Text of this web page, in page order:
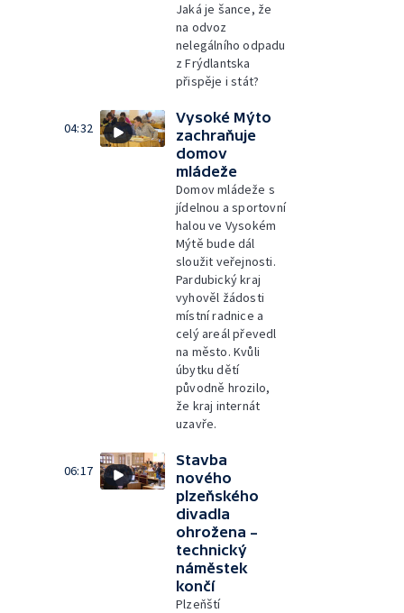
Jaká je šance, že
na odvoz
nelegálního odpadu
z Frýdlantska
přispěje i stát?
04:32
Vysoké Mýto
zachraňuje
domov
mládeže
Domov mládeže s
jídelnou a sportovní
halou ve Vysokém
Mýtě bude dál
sloužit veřejnosti.
Pardubický kraj
vyhověl žádosti
místní radnice a
celý areál převedl
na město. Kvůli
úbytku dětí
původně hrozilo,
že kraj internát
uzavře.
06:17
Stavba
nového
plzeňského
divadla
ohrožena –
technický
náměstek
končí
Plzeňští